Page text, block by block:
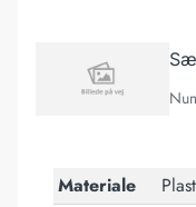
Materiale
Plast